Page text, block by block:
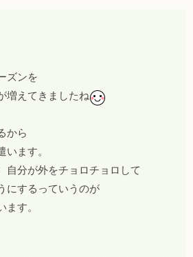
ズンを
増えてきましたね
から
います。
自分が外をチョロチョロして
にするっていうのが
ます。